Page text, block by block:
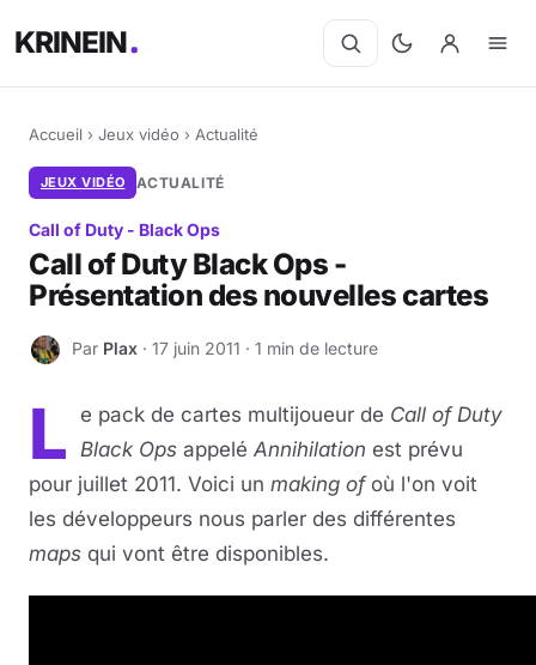
KRINEIN
Accueil › Jeux vidéo › Actualité
JEUX VIDÉO ACTUALITÉ
Call of Duty - Black Ops
Call of Duty Black Ops -
Présentation des nouvelles cartes
P Par Plax · 17 juin 2011 · 1 min de lecture
L e pack de cartes multijoueur de Call of Duty
Black Ops appelé Annihilation est prévu
pour juillet 2011. Voici un making ofoù l'on voit
les développeurs nous parler des différentes
maps qui vont être disponibles.